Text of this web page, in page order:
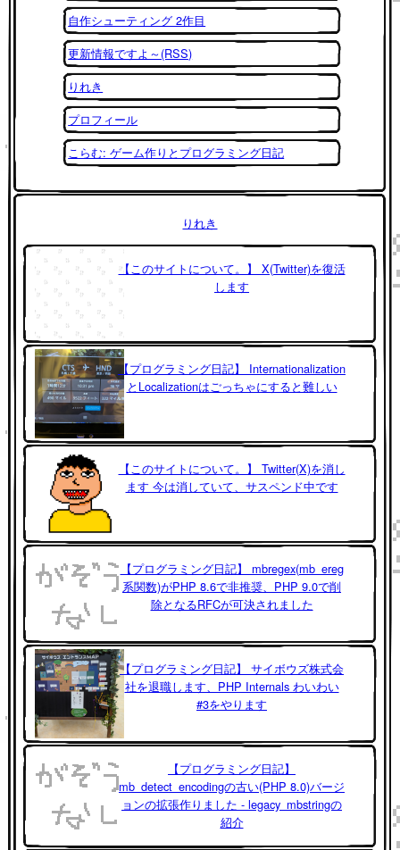
自作シューティング 2作目
更新情報ですよ～(RSS)
りれき
プロフィール
こらむ: ゲーム作りとプログラミング日記
りれき
【このサイトについて。】 X(Twitter)を復活
します
【プログラミング日記】 Internationalization
とLocalizationはごっちゃにすると難しい
【このサイトについて。】 Twitter(X)を消し
ます 今は消していて、サスペンド中です
【プログラミング日記】 mbregex(mb_ereg
系関数)がPHP 8.6で非推奨、PHP 9.0で削
除となるRFCが可決されました
【プログラミング日記】 サイボウズ株式会
社を退職します、PHP Internals わいわい
#3をやります
【プログラミング日記】
mb_detect_encodingの古い(PHP 8.0)バージ
ョンの拡張作りました - legacy_mbstringの
紹介